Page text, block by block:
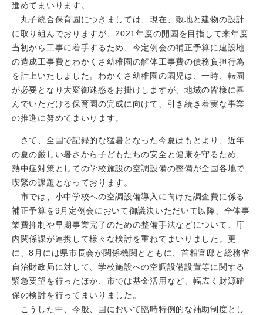
進めてまいります。
丸子統合保育園につきましては、現在、敷地と建物の設計
に取り組んでおりますが、2021年度の開園を目指して来年度
当初から工事に着手するため、今定例会の補正予算に建設地
の造成工事費とわかくさ幼稚園の解体工事費の債務負担行為
を計上いたしました。わかくさ幼稚園の園児は、一時、転園
が必要となり大変御迷惑をお掛けしますが、地域の皆様に喜
んでいただける保育園の完成に向けて、引き続き着実な事業
の推進に努めてまいります。
さて、全国で記録的な猛暑となった今夏はもとより、近年
の夏の厳しい暑さから子どもたちの安全と健康を守るため、
熱中症対策としての学校施設の空調設備の整備が全国各地で
喫緊の課題となっております。
市では、小中学校への空調設備導入に向けた調査費に係る
補正予算を9月定例会において御議決いただいて以降、全体事
業費抑制や早期事業完了のための整備手法などについて、庁
内関係課が連携して様々な検討を重ねてまいりました。更
に、8月には県市長会が関係機関とともに、首相官邸と総務省
自治財政局に対して、学校施設への空調設備設置等に関する
緊急要望を行ったほか、市では基金活用など、幅広く財源確
保の検討を行ってまいりました。
こうした中、今般、国において臨時特例的な補助制度とし